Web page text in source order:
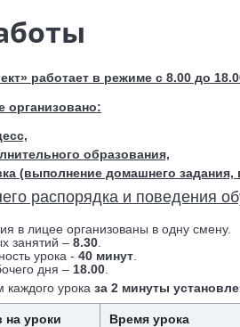
работает в режиме с 8.00 до
организовано:
образования,
(выполнение домашнего
распорядка и поведения
в лицее организованы в одну смену.
занятий – 8.30.
урока - 40 минут.
дня – 18.00.
урока за 2 минуты
на уроки Время урока